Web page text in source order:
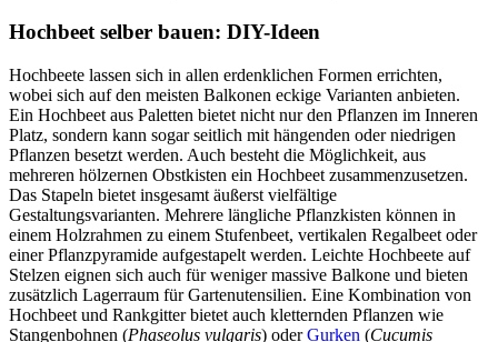
Hochbeet selber bauen: DIY-Ideen
Hochbeete lassen sich in allen erdenklichen Formen errichten,
wobei sich auf den meisten Balkonen eckige Varianten anbieten.
Ein Hochbeet aus Paletten bietet nicht nur den Pflanzen im Inneren
Platz, sondern kann sogar seitlich mit hängenden oder niedrigen
Pflanzen besetzt werden. Auch besteht die Möglichkeit, aus
mehreren hölzernen Obstkisten ein Hochbeet zusammenzusetzen.
Das Stapeln bietet insgesamt äußerst vielfältige
Gestaltungsvarianten. Mehrere längliche Pflanzkisten können in
einem Holzrahmen zu einem Stufenbeet, vertikalen Regalbeet oder
einer Pflanzpyramide aufgestapelt werden. Leichte Hochbeete auf
Stelzen eignen sich auch für weniger massive Balkone und bieten
zusätzlich Lagerraum für Gartenutensilien. Eine Kombination von
Hochbeet und Rankgitter bietet auch kletternden Pflanzen wie
Stangenbohnen (Phaseolus vulgaris) oderGurken (Cucumis